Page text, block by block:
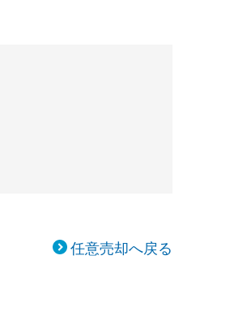
任意売却へ戻る